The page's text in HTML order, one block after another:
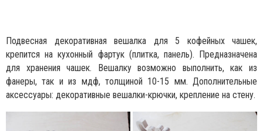
Подвесная декоративная вешалка для 5 кофейных чашек,
крепится на кухонный фартук (плитка, панель). Предназначена
для хранения чашек. Вешалку возможно выполнить, как из
фанеры, так и из мдф, толщиной 10-15 мм. Дополнительные
аксессуары: декоративные вешалки-крючки, крепление на стену.